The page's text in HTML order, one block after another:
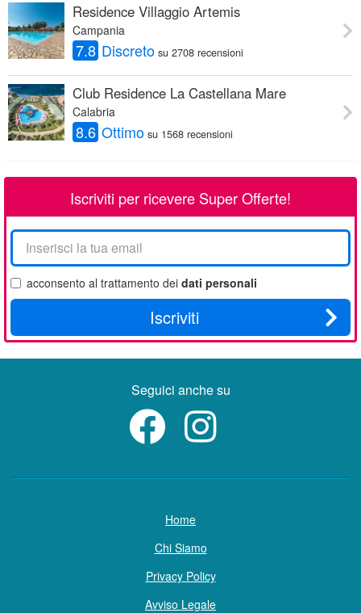
Residence Villaggio Artemis
Campania
7.8 Discreto su 2708 recensioni
Club Residence La Castellana Mare
Calabria
8.6 Ottimo su 1568 recensioni
Iscriviti per ricevere Super Offerte!
La
tua
email
acconsento al trattamento dei dati personali
Iscriviti
Seguici anche su
Home
Chi Siamo
Privacy Policy
Avviso Legale